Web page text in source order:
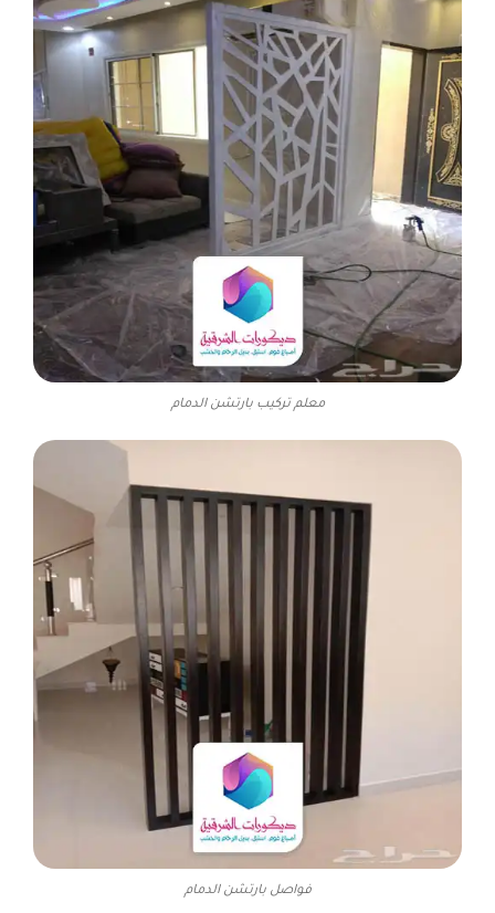
معلم تركيب بارتشن الدمام
فواصل بارتشن الدمام